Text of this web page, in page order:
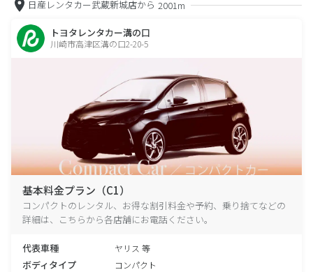
日産レンタカー武蔵新城店から 2001m
トヨタレンタカー溝の口
川崎市高津区溝の口2-20-5
基本料金プラン（C1）
コンパクトのレンタル、お得な割引料金や予約、乗り捨てなどの
詳細は、こちらから各店舗にお電話ください。
代表車種 ヤリス 等
ボディタイプ コンパクト